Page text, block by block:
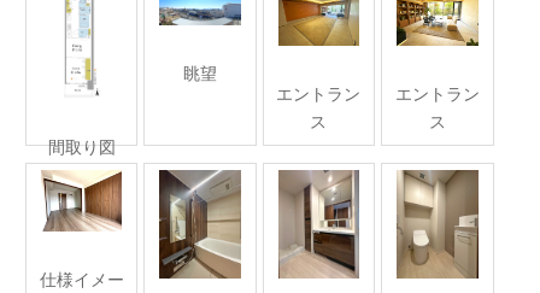
間取り図
眺望
エントラン
ス
エントラン
ス
仕様イメー